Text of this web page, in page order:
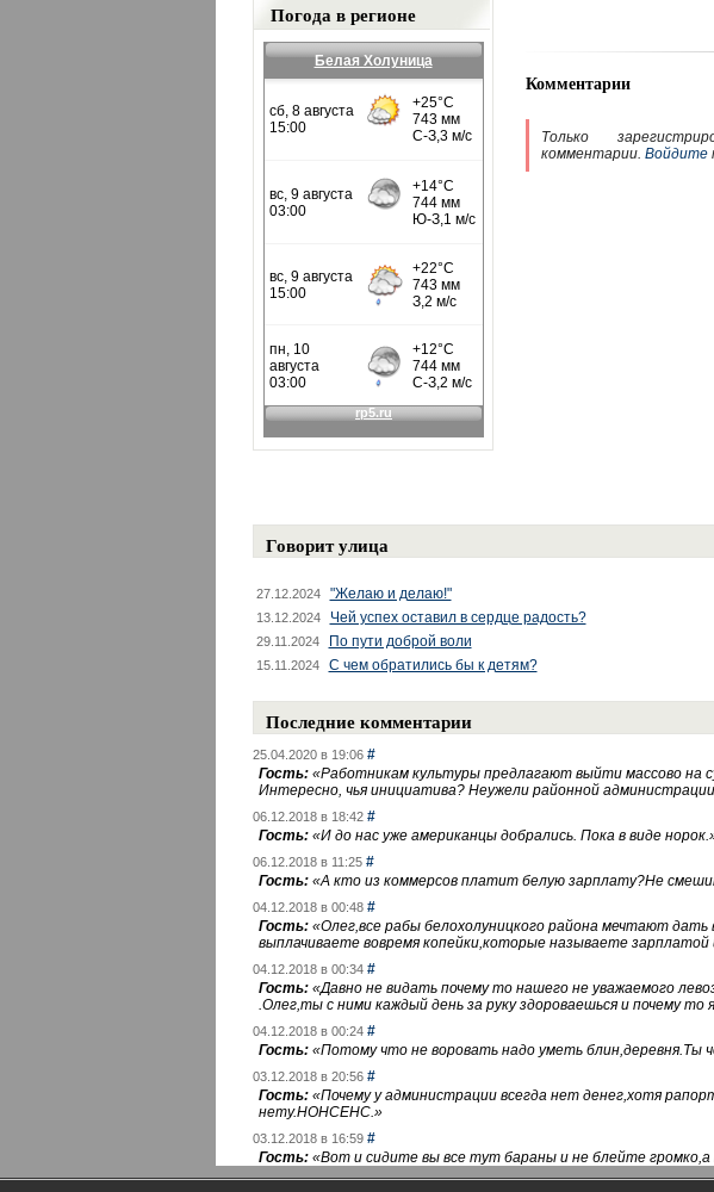
Погода в регионе
Белая Холуница
Комментарии
Только
комментарии. Войдите
Говорит улица
27.12.2024 "Желаю и делаю!"
13.12.2024 Чей успех оставил в сердце радость?
29.11.2024 По пути доброй воли
15.11.2024 С чем обратились бы к детям?
Последние комментарии
25.04.2020 в 19:06 #
Гость: «Работникам культуры предлагают выйти массово на
Интересно, чья инициатива? Неужели районной
06.12.2018 в 18:42 #
Гость: «И до нас уже американцы добрались. Пока в виде норок.
06.12.2018 в 11:25 #
Гость: «А кто из коммерсов платит белую зарплату?Не
04.12.2018 в 00:48 #
Гость: «Олег,все рабы белохолуницкого района мечтают
выплачиваете вовремя копейки,которые называете
04.12.2018 в 00:34 #
Гость: «Давно не видать почему то нашего не уважаемого
.Олег,ты с ними каждый день за руку здороваешься и почему то
04.12.2018 в 00:24 #
Гость: «Потому что не воровать надо уметь блин,деревня.Ты
03.12.2018 в 20:56 #
Гость: «Почему у администрации всегда нет денег,хотя
нету.НОНСЕНС.»
03.12.2018 в 16:59 #
Гость: «Вот и сидите вы все тут бараны и не блейте громко,а